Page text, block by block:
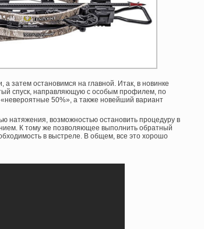
затем остановимся на главной. Итак, в новинке
спуск, направляющую с особым профилем, по
50%», а также новейший вариант
натяжения, возможностью остановить процедуру в
К тому же позволяющее выполнить обратный
в выстреле. В общем, все это хорошо